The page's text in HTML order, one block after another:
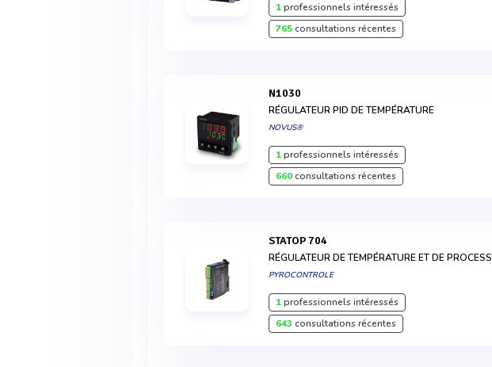
1professionnels intéressés
765consultations récentes
N1030
RÉGULATEUR PID DE TEMPÉRATURE
NOVUS®
1professionnels intéressés
660consultations récentes
STATOP 704
RÉGULATEUR DE TEMPÉRATURE ET DE PROCESS
PYROCONTROLE
1professionnels intéressés
643 consultations récentes